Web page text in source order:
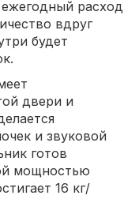
ежегодный расход
вдруг
будет
двери и
и звуковой
готов
мощностью
16 кг/